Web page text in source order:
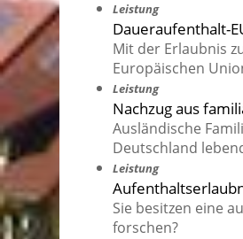
Leistung
Daueraufenthalt-
Mit der Erlaubnis
Europäischen
Leistung
Nachzug aus
Ausländische
Deutschland
Leistung
Sie besitzen eine
forschen?